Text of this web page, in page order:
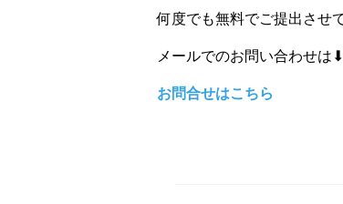
何度でも無料でご提出させ
メールでのお問い合わせは
お問合せはこちら